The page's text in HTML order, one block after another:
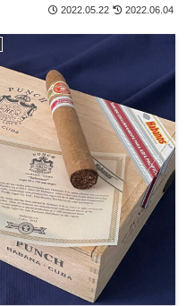
2022.05.22 2022.06.04